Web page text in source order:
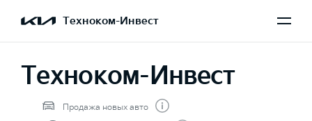
Техноком-Инвест
Техноком-Инвест
Продажа новых авто